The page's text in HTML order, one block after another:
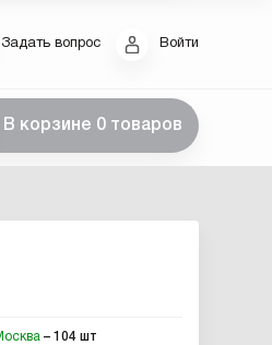
Задать вопрос Войти
В корзине 0 товаров
– 104 шт
строка
данные,